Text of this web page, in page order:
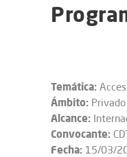
Temática:
Ámbito: Privado
Alcance:
Convocante:
Fecha: 15/03/